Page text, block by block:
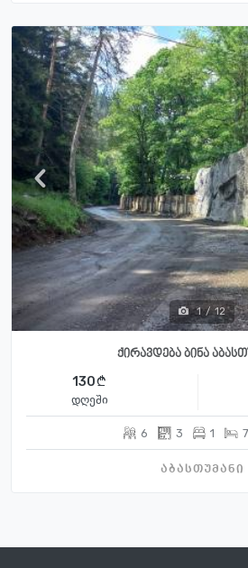
1 / 12
ქირავდება ბინა
130
დღეში
6 3 1 7
აბასთუმანი